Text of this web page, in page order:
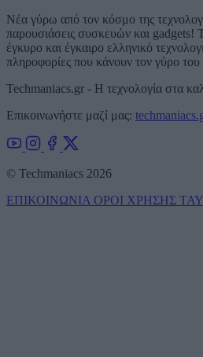
Νέα γύρω από τον κόσμο της
παρουσιάσεις συσκευών και gadgets!
έγκυρο και έγκαιρο ελληνικό
πληροφορίες που κάνουν τον γύρο
Techmaniacs.gr - Η τεχνολογία στα
Επικοινωνήστε μαζί μας:
© Techmaniacs 2026
ΕΠΙΚΟΙΝΩΝΙΑ ΟΡΟΙ ΧΡΗΣΗΣ